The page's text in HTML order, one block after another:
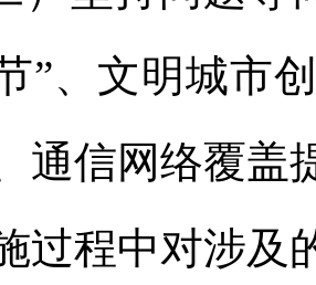
”、文明城市
通信网络覆盖
过程中对涉及